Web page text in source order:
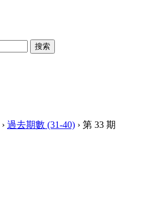
搜索
› 過去期數 (31-40) › 第 33 期